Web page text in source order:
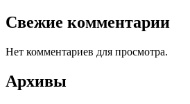
Свежие комментарии
Нет комментариев для просмотра.
Архивы